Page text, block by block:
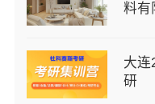
料有
大连
研